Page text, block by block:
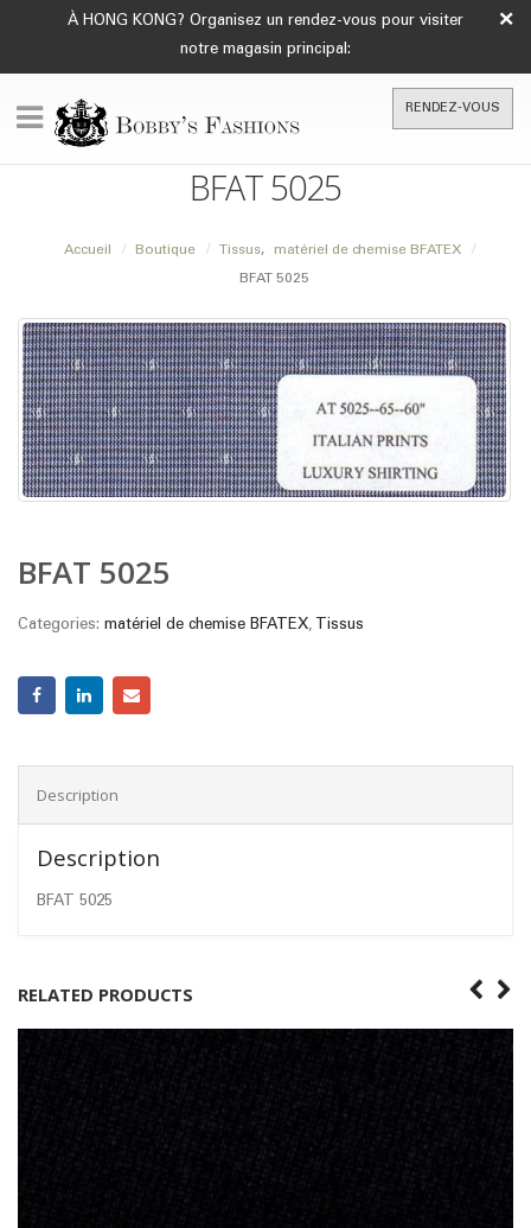
À HONG KONG? Organisez un rendez-vous pour visiter
notre magasin principal:
×
RENDEZ-VOUS
BFAT 5025
Accueil Boutique Tissus, matériel de chemise BFATEX
BFAT 5025
BFAT 5025
Categories: matériel de chemise BFATEX, Tissus
Description
Description
BFAT 5025
RELATED PRODUCTS